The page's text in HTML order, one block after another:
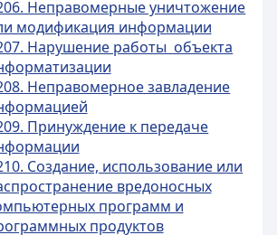
Неправомерные уничтожение
модификация информации
Нарушение работы объекта
Неправомерное завладение
Принуждение к передаче
Создание, использование или
вредоносных
программ и
продуктов